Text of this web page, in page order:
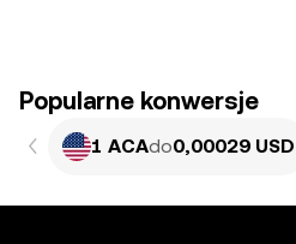
Popularne konwersje
1 ACAdo0,00029 USD